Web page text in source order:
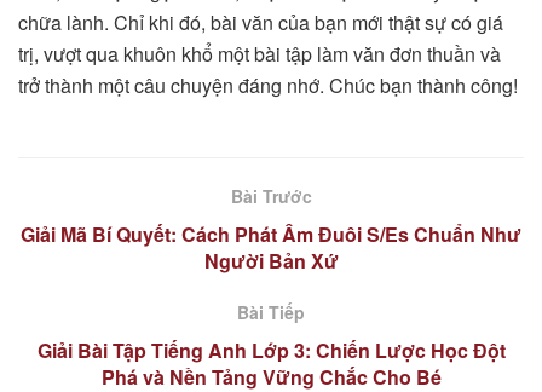
chữa lành. Chỉ khi đó, bài văn của bạn mới thật sự có giá
trị, vượt qua khuôn khổ một bài tập làm văn đơn thuần và
trở thành một câu chuyện đáng nhớ. Chúc bạn thành công!
Bài Trước
Giải Mã Bí Quyết: Cách Phát Âm Đuôi S/Es Chuẩn Như
Người Bản Xứ
Bài Tiếp
Giải Bài Tập Tiếng Anh Lớp 3: Chiến Lược Học Đột
Phá và Nền Tảng Vững Chắc Cho Bé